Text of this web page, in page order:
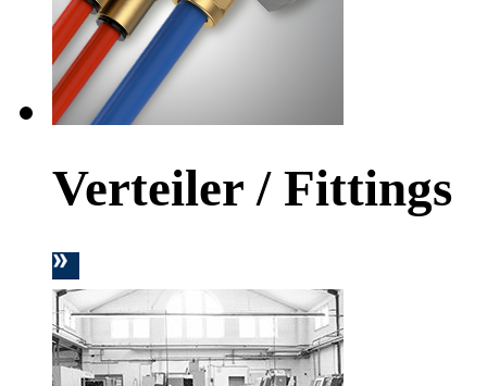
Verteiler / Fittings